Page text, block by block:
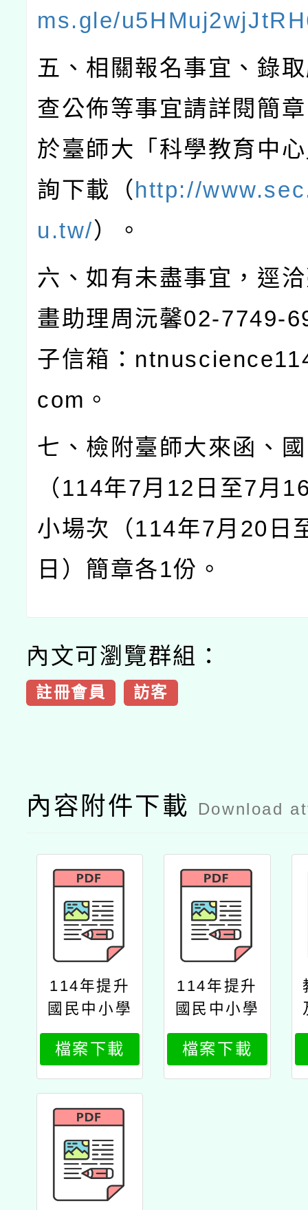
ms.gle/
五、相關報名事宜、錄
查公佈等事宜請詳閱簡
於臺師大「科學教育中
詢下載（http://
u.tw/）。
六、如有未盡事宜，逕
畫助理周沅馨02-7749-
子信箱：
com 。
七、檢附臺師大來函、
（ 114年7月 12 日至7月
小場次（114年7月 20 日
日）簡章各1份。
內文可瀏覽群組：
註冊會員 訪客
內容附件下載 Download
114年提升
國民中小學
自然科學領
域實驗操作
能力計畫—
國中、國小
場次公文師
大
檔案下載
114年提升
國民中小學
自然科學領
域實驗操作
能力計畫—
檔案下載